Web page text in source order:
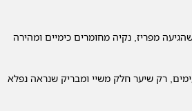
מפריז, נקיה מחומרים כימיים ומהירה
רק שיער חלק משיי ומבריק שנראה נפלא